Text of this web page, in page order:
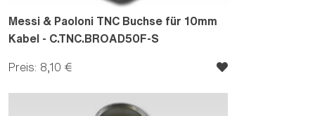
Messi & Paoloni TNC Buchse für 10mm
Kabel - C.TNC.BROAD50F-S
Preis: 8,10 €